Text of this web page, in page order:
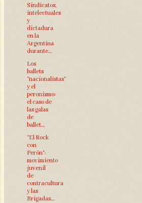
Sindicatos,
intelectuales
y
dictadura
en la
Argentina
durante…
Los
ballets
“nacionalistas”
y el
peronismo:
el caso de
las galas
de
ballet…
“El Rock
con
Perón”:
movimiento
juvenil
de
contracultura
y las
Brigadas…